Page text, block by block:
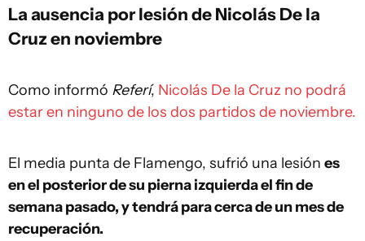
La ausencia por lesión de Nicolás De la
Cruz en noviembre
Como informó Referí, Nicolás De la Cruz no podrá
estar en ninguno de los dos partidos de noviembre.
El media punta de Flamengo, sufrió una lesión es
en el posterior de su pierna izquierda el fin de
semana pasado, y tendrá para cerca de un mes de
recuperación.